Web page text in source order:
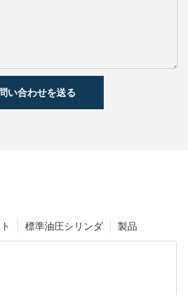
い合わせを送る
製品
標準油圧シリンダ